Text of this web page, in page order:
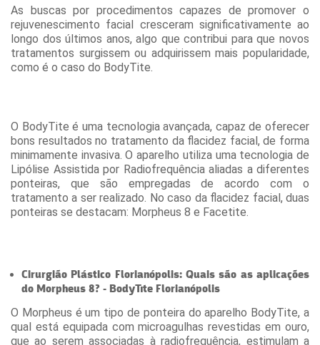
As buscas por procedimentos capazes de promover o
rejuvenescimento facial cresceram significativamente ao
longo dos últimos anos, algo que contribui para que novos
tratamentos surgissem ou adquirissem mais popularidade,
como é o caso do BodyTite.
O BodyTite é uma tecnologia avançada, capaz de oferecer
bons resultados no tratamento da flacidez facial, de forma
minimamente invasiva. O aparelho utiliza uma tecnologia de
Lipólise Assistida por Radiofrequência aliadas a diferentes
ponteiras, que são empregadas de acordo com o
tratamento a ser realizado. No caso da flacidez facial, duas
ponteiras se destacam: Morpheus 8 e Facetite.
Cirurgião Plástico Florianópolis: Quais são as aplicações
do Morpheus 8? - BodyTite Florianópolis
O Morpheus é um tipo de ponteira do aparelho BodyTite, a
qual está equipada com microagulhas revestidas em ouro,
que ao serem associadas à radiofrequência, estimulam a